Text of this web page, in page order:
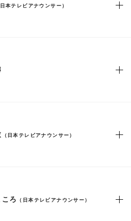
日本テレビアナウンサー）
（日本テレビアナウンサー）
ろ （日本テレビアナウンサー）